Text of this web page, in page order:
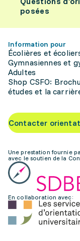
posées
Information pour
Écolières et
Gymnasiennes et
Adultes
Shop CSFO:
études et la
Contacter
Une prestation fournie
avec le soutien de la
En collaboration avec: